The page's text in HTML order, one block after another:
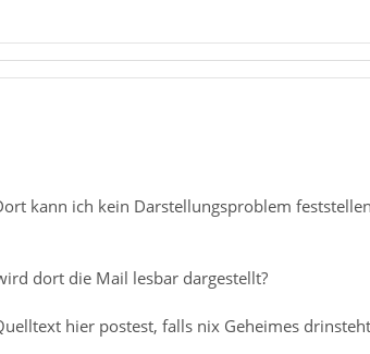
kann ich kein Darstellungsproblem
dort die Mail lesbar dargestellt?
hier postest, falls nix Geheimes